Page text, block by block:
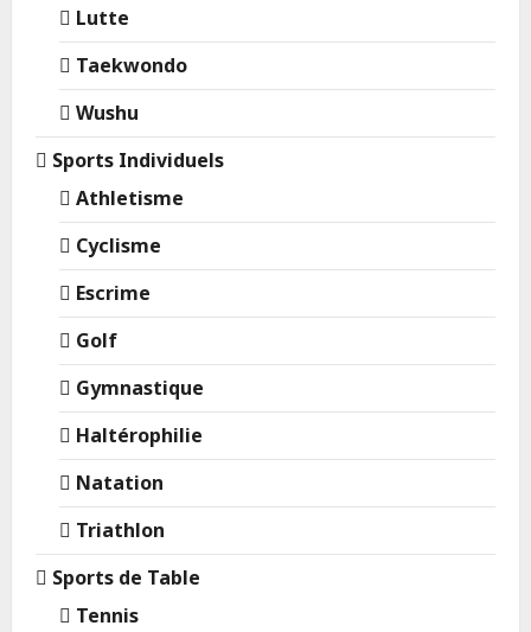
Lutte
Taekwondo
Wushu
Sports Individuels
Athletisme
Cyclisme
Escrime
Golf
Gymnastique
Haltérophilie
Natation
Triathlon
Sports de Table
Tennis